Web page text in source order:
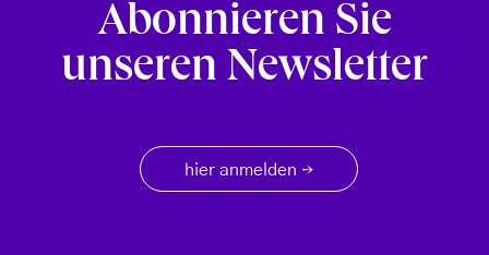
Abonnieren Sie
unseren Newsletter
hier anmelden →